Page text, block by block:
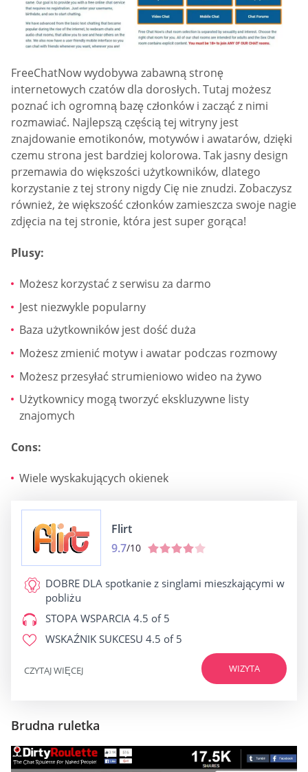
FreeChatNow wydobywa zabawną stronę
internetowych czatów dla dorosłych. Tutaj możesz
poznać ich ogromną bazę członków i zacząć z nimi
rozmawiać. Najlepszą częścią tej witryny jest
znajdowanie emotikonów, motywów i awatarów, dzięki
czemu strona jest bardziej kolorowa. Tak jasny design
przemawia do większości użytkowników, dlatego
korzystanie z tej strony nigdy Cię nie znudzi. Zobaczysz
również, że większość członków zamieszcza swoje nagie
zdjęcia na tej stronie, która jest super gorąca!
Plusy:
Możesz korzystać z serwisu za darmo
Jest niezwykle popularny
Baza użytkowników jest dość duża
Możesz zmienić motyw i awatar podczas rozmowy
Możesz przesyłać strumieniowo wideo na żywo
Użytkownicy mogą tworzyć ekskluzywne listy
znajomych
Cons:
Wiele wyskakujących okienek
Flirt
9.7/10
DOBRE DLA spotkanie z singlami mieszkającymi w
pobliżu
STOPA WSPARCIA 4.5 of 5
WSKAŹNIK SUKCESU 4.5 of 5
WIZYTA
CZYTAJ WIĘCEJ
Brudna ruletka